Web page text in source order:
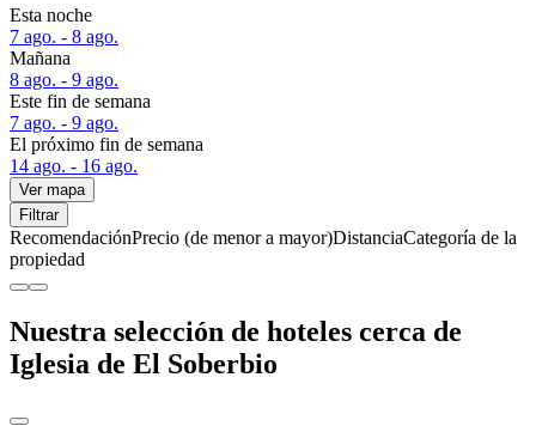
Esta noche
7 ago. - 8 ago.
Mañana
8 ago. - 9 ago.
Este fin de semana
7 ago. - 9 ago.
El próximo fin de semana
14 ago. - 16 ago.
Ver mapa
Filtrar
RecomendaciónPrecio (de menor a mayor)DistanciaCategoría de la
propiedad
Nuestra selección de hoteles cerca de
Iglesia de El Soberbio